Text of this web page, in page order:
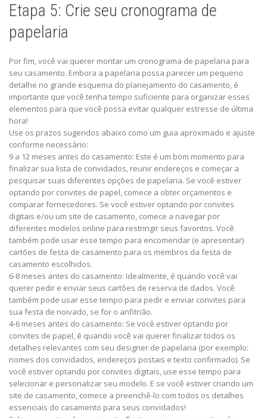
Etapa 5: Crie seu cronograma de
papelaria
Por fim, você vai querer montar um cronograma de papelaria para
seu casamento. Embora a papelaria possa parecer um pequeno
detalhe no grande esquema do planejamento do casamento, é
importante que você tenha tempo suficiente para organizar esses
elementos para que você possa evitar qualquer estresse de última
hora!
Use os prazos sugeridos abaixo como um guia aproximado e ajuste
conforme necessário:
9 a 12 meses antes do casamento: Este é um bom momento para
finalizar sua lista de convidados, reunir endereços e começar a
pesquisar suas diferentes opções de papelaria. Se você estiver
optando por convites de papel, comece a obter orçamentos e
comparar fornecedores. Se você estiver optando por convites
digitais e/ou um site de casamento, comece a navegar por
diferentes modelos online para restringir seus favoritos. Você
também pode usar esse tempo para encomendar (e apresentar)
cartões de festa de casamento para os membros da festa de
casamento escolhidos.
6-8 meses antes do casamento: Idealmente, é quando você vai
querer pedir e enviar seus cartões de reserva de dados. Você
também pode usar esse tempo para pedir e enviar convites para
sua festa de noivado, se for o anfitrião.
4-6 meses antes do casamento: Se você estiver optando por
convites de papel, é quando você vai querer finalizar todos os
detalhes relevantes com seu designer de papelaria (por exemplo:
nomes dos convidados, endereços postais e texto confirmado). Se
você estiver optando por convites digitais, use esse tempo para
selecionar e personalizar seu modelo. E se você estiver criando um
site de casamento, comece a preenchê-lo com todos os detalhes
essenciais do casamento para seus convidados!